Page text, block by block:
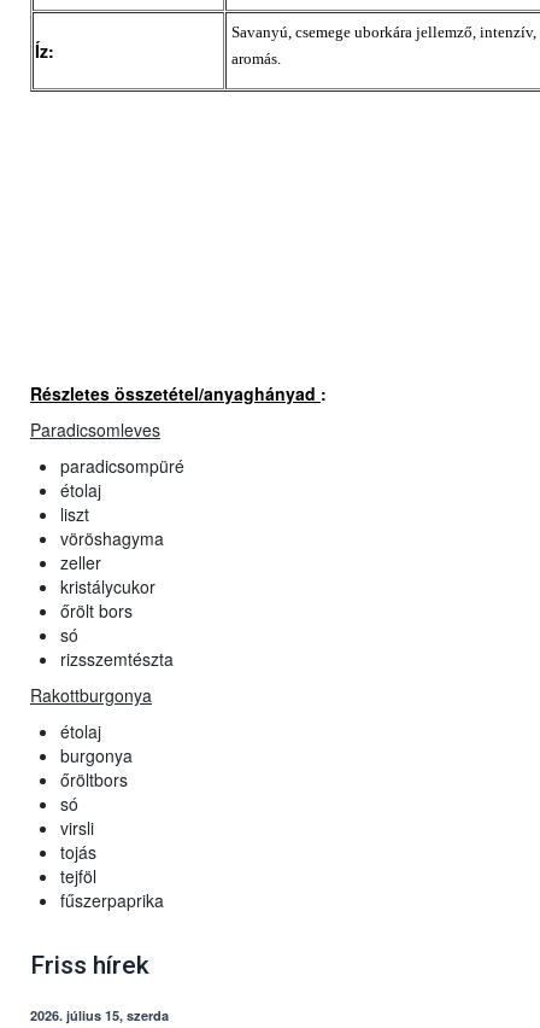
Íz:
Savanyú, csemege uborkára jellemző, intenzív,
aromás.
Részletes összetétel/anyaghányad :
Paradicsomleves
paradicsompüré
étolaj
liszt
vöröshagyma
zeller
kristálycukor
őrölt bors
só
rizsszemtészta
Rakottburgonya
étolaj
burgonya
őröltbors
só
virsli
tojás
tejföl
fűszerpaprika
Friss hírek
2026. július 15, szerda